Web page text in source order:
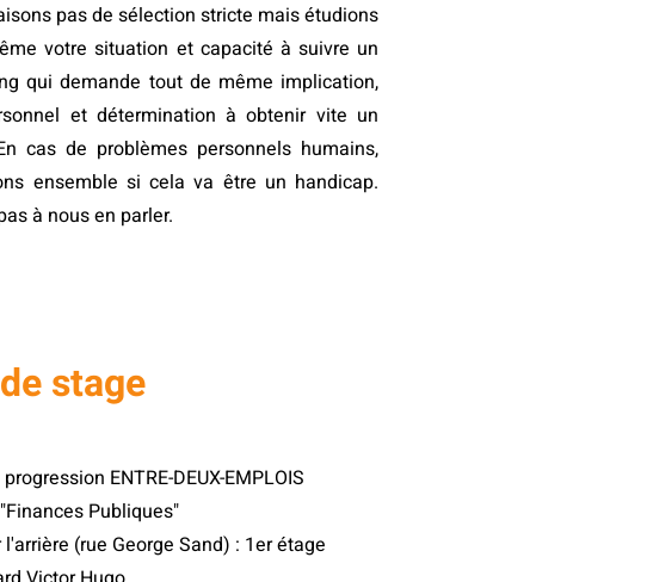
pas de sélection stricte mais étudions
votre situation et capacité à suivre un
qui demande tout de même implication,
et détermination à obtenir vite un
cas de problèmes personnels humains,
ensemble si cela va être un handicap.
à nous en parler.
stage
ENTRE-DEUX-EMPLOIS
Publiques"
(rue George Sand) : 1er étage